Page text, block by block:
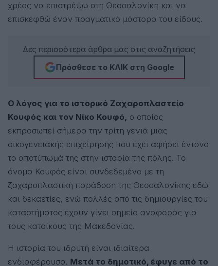
χρέος να επιστρέψω στη Θεσσαλονίκη και να
επισκεφθώ έναν πραγματικό μάστορα του είδους.
Δες περισσότερα άρθρα μας στις αναζητήσεις
Πρόσθεσε το ΚΛΙΚ στη Google
Ο λόγος για το ιστορικό Ζαχαροπλαστείο
Κουφός και τον Νίκο Κουφό, ο οποίος
εκπροσωπεί σήμερα την τρίτη γενιά μιας
οικογενειακής επιχείρησης που έχει αφήσει έντονο
το αποτύπωμά της στην ιστορία της πόλης. Το
όνομα Κουφός είναι συνδεδεμένο με τη
ζαχαροπλαστική παράδοση της Θεσσαλονίκης εδώ
και δεκαετίες, ενώ πολλές από τις δημιουργίες του
καταστήματος έχουν γίνει σημείο αναφοράς για
τους κατοίκους της Μακεδονίας.
Η ιστορία του ιδρυτή είναι ιδιαίτερα
ενδιαφέρουσα. Μετά το δημοτικό, έφυγε από το